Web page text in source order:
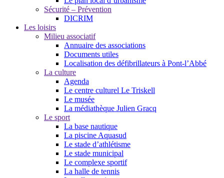
Sécurité – Prévention
DICRIM
Les loisirs
Milieu associatif
Annuaire des associations
Documents utiles
Localisation des défibrillateurs à Pont-l’Abbé
La culture
Agenda
Le centre culturel Le Triskell
Le musée
La médiathèque Julien Gracq
Le sport
La base nautique
La piscine Aquasud
Le stade d’athlétisme
Le stade municipal
Le complexe sportif
La halle de tennis